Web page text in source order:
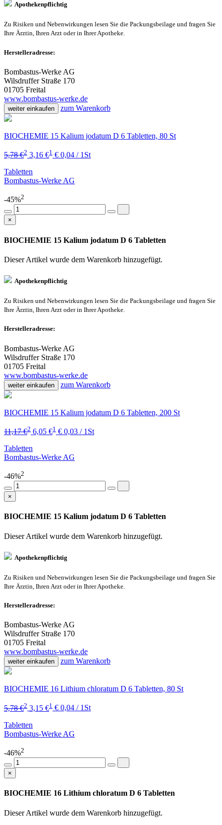
Apothekenpflichtig
Zu Risiken und Nebenwirkungen lesen Sie die Packungsbeilage und fragen Sie
Ihre Ärztin, Ihren Arzt oder in Ihrer Apotheke.
Herstelleradresse:
Bombastus-Werke AG
Wilsdruffer Straße 170
01705 Freital
www.bombastus-werke.de
weiter einkaufen zum Warenkorb
BIOCHEMIE 15 Kalium jodatum D 6 Tabletten, 80 St
5,78 €2 3,16 €1 € 0,04 / 1St
Tabletten
Bombastus-Werke AG
-45%2
×
BIOCHEMIE 15 Kalium jodatum D 6 Tabletten
Dieser Artikel wurde dem Warenkorb hinzugefügt.
Apothekenpflichtig
Zu Risiken und Nebenwirkungen lesen Sie die Packungsbeilage und fragen Sie
Ihre Ärztin, Ihren Arzt oder in Ihrer Apotheke.
Herstelleradresse:
Bombastus-Werke AG
Wilsdruffer Straße 170
01705 Freital
www.bombastus-werke.de
weiter einkaufen zum Warenkorb
BIOCHEMIE 15 Kalium jodatum D 6 Tabletten, 200 St
11,17 €2 6,05 €1 € 0,03 / 1St
Tabletten
Bombastus-Werke AG
-46%2
×
BIOCHEMIE 15 Kalium jodatum D 6 Tabletten
Dieser Artikel wurde dem Warenkorb hinzugefügt.
Apothekenpflichtig
Zu Risiken und Nebenwirkungen lesen Sie die Packungsbeilage und fragen Sie
Ihre Ärztin, Ihren Arzt oder in Ihrer Apotheke.
Herstelleradresse:
Bombastus-Werke AG
Wilsdruffer Straße 170
01705 Freital
www.bombastus-werke.de
weiter einkaufen zum Warenkorb
BIOCHEMIE 16 Lithium chloratum D 6 Tabletten, 80 St
5,78 €2 3,15 €1 € 0,04 / 1St
Tabletten
Bombastus-Werke AG
-46%2
×
BIOCHEMIE 16 Lithium chloratum D 6 Tabletten
Dieser Artikel wurde dem Warenkorb hinzugefügt.